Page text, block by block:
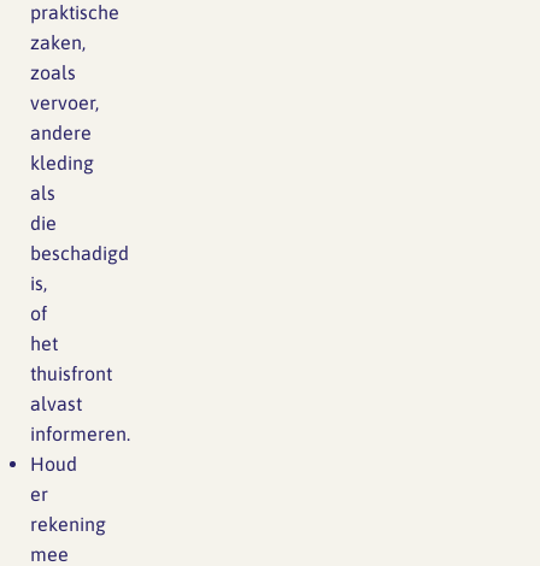
praktische
zaken,
zoals
vervoer,
andere
kleding
als
die
beschadigd
is,
of
het
thuisfront
alvast
informeren.
Houd
er
rekening
mee